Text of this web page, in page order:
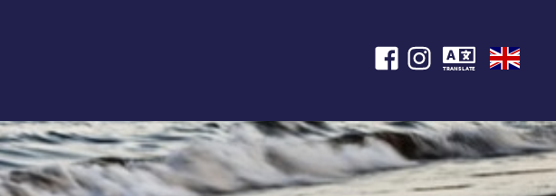
TRANSLATE